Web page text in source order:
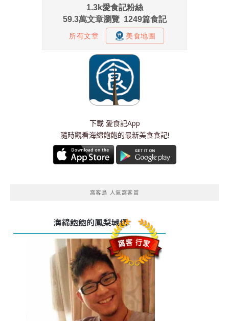
下載 愛食記App
隨時觀看海綿飽飽的最新美食食記!
窩客島 人氣窩客賞